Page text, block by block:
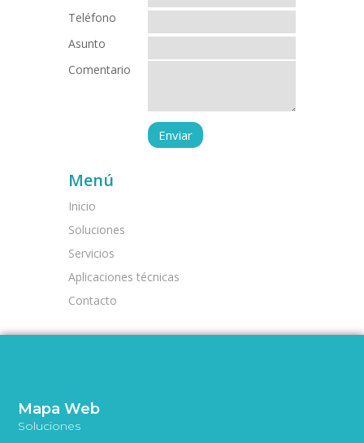
Teléfono
Asunto
Comentario
Menú
Inicio
Soluciones
Servicios
Aplicaciones técnicas
Contacto
Mapa Web
Soluciones